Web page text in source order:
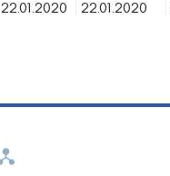
22.01.2020 22.01.2020